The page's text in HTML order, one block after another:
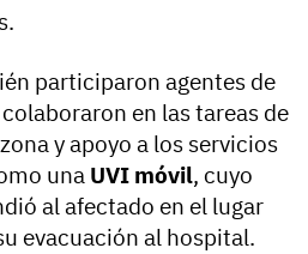
participaron agentes de
en las tareas de
y apoyo a los servicios
una UVI móvil, cuyo
al afectado en el lugar
evacuación al hospital.